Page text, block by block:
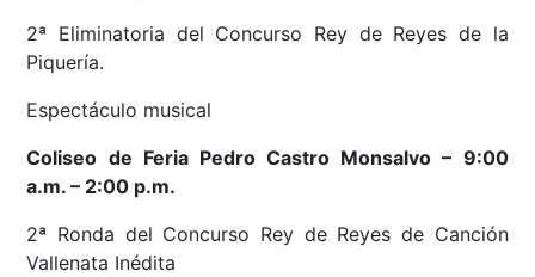
2ª Eliminatoria del Concurso Rey de Reyes de la
Piquería.
Espectáculo musical
Coliseo de Feria Pedro Castro Monsalvo – 9:00
a.m. – 2:00 p.m.
2ª Ronda del Concurso Rey de Reyes de Canción
Vallenata Inédita